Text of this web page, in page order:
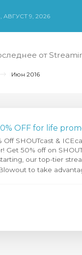
9, 2026
от
Июн 2016
OFF for life
Off SHOUTcast &
Get 50% off on
our top-tier
to take